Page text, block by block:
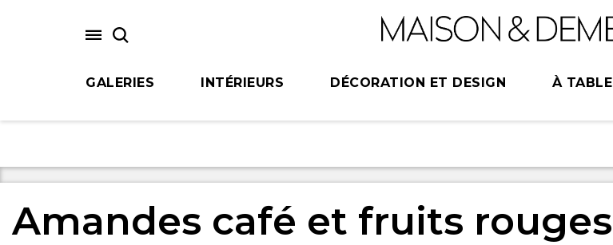
GALERIES INTÉRIEURS DÉCORATION ET DESIGN À TABLE
Amandes café et fruits rouges